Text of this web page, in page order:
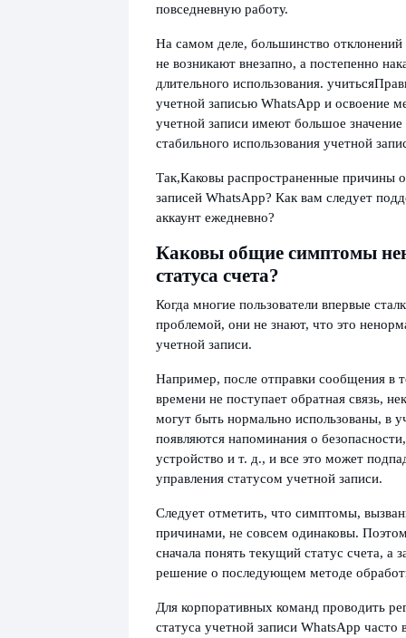
повседневную работу.
На самом деле, большинство отклонений
не возникают внезапно, а постепенно
длительного использования. учиться
учетной записью WhatsApp и освоение
учетной записи имеют большое
стабильного использования учетной
Так,Каковы распространенные причины
записей WhatsApp? Как вам следует
аккаунт ежедневно?
Каковы общие симптомы
статуса счета?
Когда многие пользователи впервые
проблемой, они не знают, что это
учетной записи.
Например, после отправки сообщения в
времени не поступает обратная связь,
могут быть нормально использованы, в
появляются напоминания о
устройство и т. д., и все это может
управления статусом учетной записи.
Следует отметить, что симптомы,
причинами, не совсем одинаковы.
сначала понять текущий статус счета, а
решение о последующем методе
Для корпоративных команд проводить
статуса учетной записи WhatsApp часто